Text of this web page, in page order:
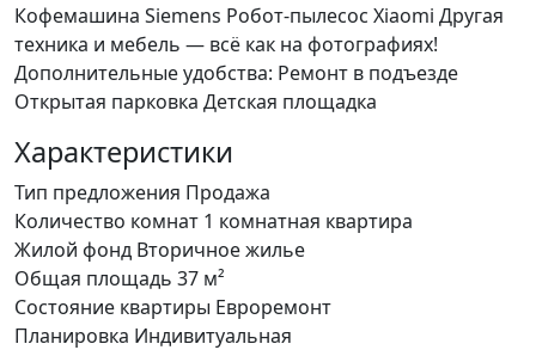
Кофемашина Siemens Робот-пылесос Xiaomi Другая
техника и мебель — всё как на фотографиях!
Дополнительные удобства: Ремонт в подъезде
Открытая парковка Детская площадка
Характеристики
Тип предложения Продажа
Количество комнат 1 комнатная квартира
Жилой фонд Вторичное жилье
Общая площадь 37 м²
Состояние квартиры Eвроремонт
Планировка Индивитуальная